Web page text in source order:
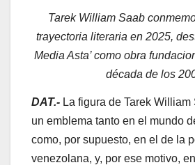
Tarek William Saab
trayectoria literaria en 2025,
Media Asta’ como obra
década de los
DAT.- La figura de Tarek
un emblema tanto en el mundo
como, por supuesto, en el de la
venezolana, y, por ese motivo,